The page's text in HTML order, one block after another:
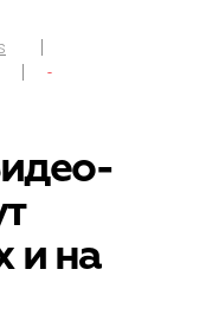
-
и на